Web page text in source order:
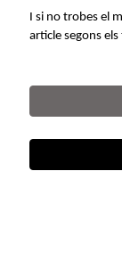
I si no trobes el
article segons